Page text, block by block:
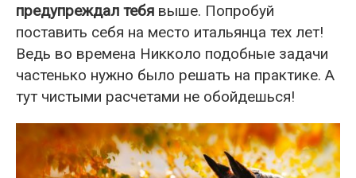
предупреждал тебя выше. Попробуй
поставить себя на место итальянца тех лет!
Ведь во времена Никколо подобные задачи
частенько нужно было решать на практике. А
тут чистыми расчетами не обойдешься!